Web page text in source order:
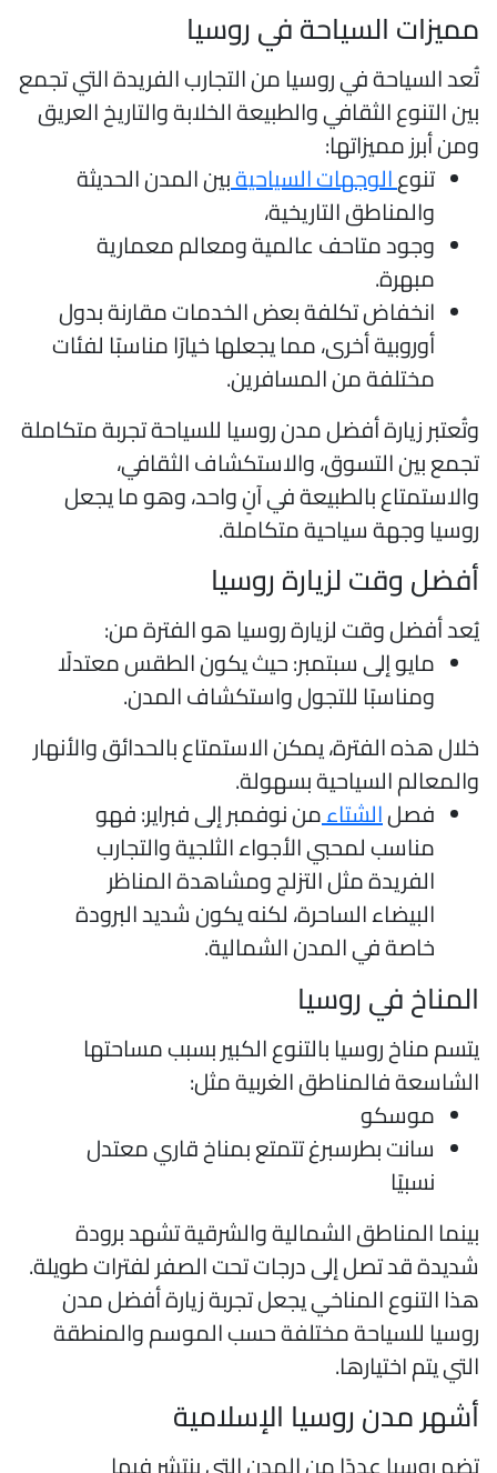
السياحة في روسيا
السياحة في روسيا من التجارب الفريدة التي تجمع
التنوع الثقافي والطبيعة الخلابة والتاريخ العريق
أبرز مميزاتها:
تنوعالوجهات السياحيةبين المدن الحديثة
والمناطق التاريخية،
وجود متاحف عالمية ومعالم معمارية
مبهرة.
انخفاض تكلفة بعض الخدمات مقارنة بدول
أوروبية أخرى، مما يجعلها خيارًا مناسبًا لفئات
مختلفة من المسافرين.
زيارة أفضل مدن روسيا للسياحة تجربة متكاملة
بين التسوق، والاستكشاف الثقافي،
بالطبيعة في آنٍ واحد، وهو ما يجعل
وجهة سياحية متكاملة.
وقت لزيارة روسيا
أفضل وقت لزيارة روسيا هو الفترة من:
مايو إلى سبتمبر: حيث يكون الطقس معتدلًا
ومناسبًا للتجول واستكشاف المدن.
هذه الفترة، يمكن الاستمتاع بالحدائق والأنهار
السياحية بسهولة.
فصلالشتاءمن نوفمبر إلى فبراير: فهو
مناسب لمحبي الأجواء الثلجية والتجارب
الفريدة مثل التزلج ومشاهدة المناظر
البيضاء الساحرة، لكنه يكون شديد البرودة
خاصة في المدن الشمالية.
في روسيا
مناخ روسيا بالتنوع الكبير بسبب مساحتها
فالمناطق الغربية مثل:
موسكو
سانت بطرسبرغ تتمتع بمناخ قاري معتدل
نسبيًا
المناطق الشمالية والشرقية تشهد برودة
قد تصل إلى درجات تحت الصفر لفترات طويلة.
التنوع المناخي يجعل تجربة زيارة أفضل مدن
للسياحة مختلفة حسب الموسم والمنطقة
يتم اختيارها.
مدن روسيا الإسلامية